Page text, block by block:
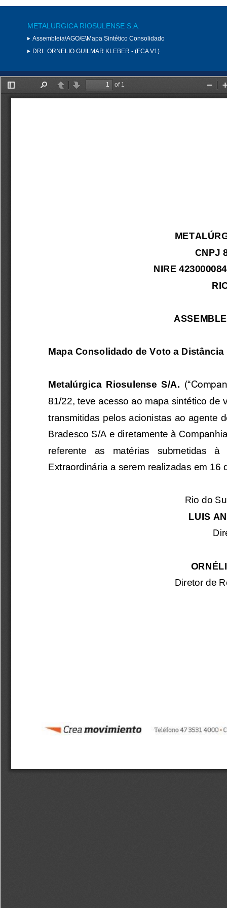
METALURGICA RIOSULENSE S.A.
Assembleia\AGO/E\Mapa Sintético Consolidado
DRI: ORNELIO GUILMAR KLEBER - (FCA V1)